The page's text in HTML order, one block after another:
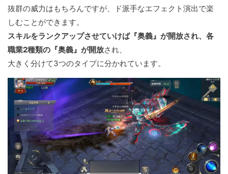
抜群の威力はもちろんですが、ド派手なエフェクト演出で楽
しむことができます。
スキルをランクアップさせていけば『奥義』が開放され、各
職業2種類の『奥義』が開放され、
大きく分けて3つのタイプに分かれています。